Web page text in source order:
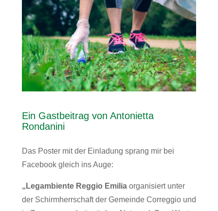
Ein Gastbeitrag von Antonietta
Rondanini
Das Poster mit der Einladung sprang mir bei
Facebook gleich ins Auge:
„Legambiente Reggio Emiliaorganisiert unter
der Schirmherrschaft der Gemeinde Correggio und